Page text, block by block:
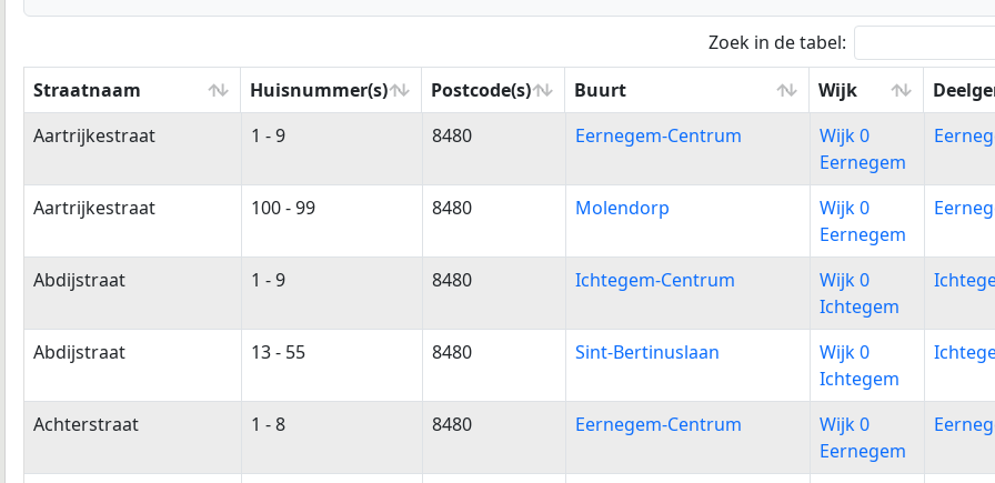
Zoek in de tabel:
Straatnaam
Huisnummer(s) Postcode(s) Buurt Wijk
Straatnaam
Huisnummer(s) Postcode(s) Buurt Wijk
Aartrijkestraat 1 - 9 8480 Eernegem-Centrum
Wijk 0
Eernegem
Aartrijkestraat 100 - 99 8480 Molendorp
Wijk 0
Eernegem
Abdijstraat 1 - 9 8480 Ichtegem-Centrum
Wijk 0
Ichtegem
Abdijstraat 13 - 55 8480 Sint-Bertinuslaan
Wijk 0
Ichtegem
Achterstraat 1 - 8 8480 Eernegem-Centrum
Wijk 0
Eernegem